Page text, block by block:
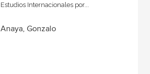
Estudios Internacionales por...
Anaya, Gonzalo